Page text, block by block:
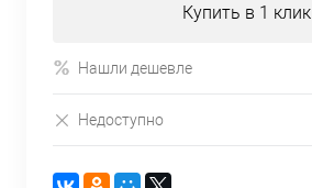
Купить в 1 клик
Нашли дешевле
Недоступно